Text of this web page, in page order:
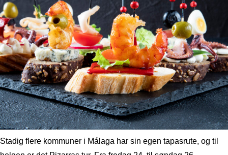
Stadig flere kommuner i Málaga har sin egen tapasrute, og til